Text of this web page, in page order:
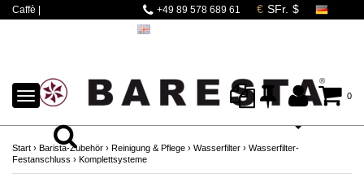
Caffè |
+49 89 578 689 61
0
TOGGLE
NAVIGATION
Start › Barista-Zubehör › Reinigung & Pflege › Wasserfilter › Wasserfilter-
Festanschluss › Komplettsysteme